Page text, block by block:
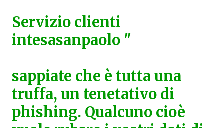
Servizio clienti
intesasanpaolo "
sappiate che è tutta una
truffa, un tenetativo di
phishing. Qualcuno cioè